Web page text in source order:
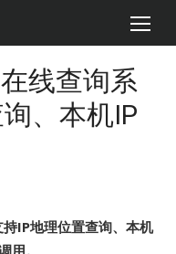
线查询系
、本机IP
IP地理位置查询、本机
用。